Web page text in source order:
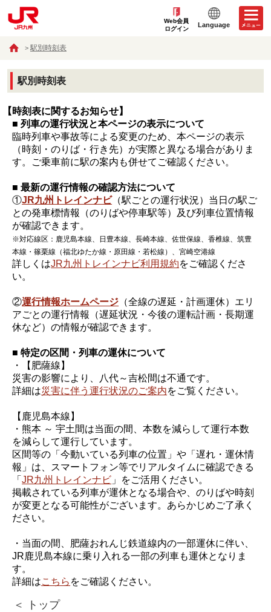
Web会員
ログイン
Language
駅別時刻表
駅別時刻表
【時刻表に関するお知らせ】
■ 列車の運行状況と本ページの表示について
臨時列車や事故等による変更のため、本ページの表示
（時刻・のりば・行き先）が実際と異なる場合がありま
す。ご乗車前に駅の案内も併せてご確認ください。
■ 最新の運行情報の確認方法について
①JR九州トレインナビ（駅ごとの運行状況）当日の駅ご
との発車標情報（のりばや停車駅等）及び列車位置情報
が確認できます。
※対応線区：鹿児島本線、日豊本線、長崎本線、佐世保線、香椎線、筑豊
本線・篠栗線（福北ゆたか線・原田線・若松線）、宮崎空港線
詳しくはJR九州トレインナビ利用規約をご確認くださ
い。
②運行情報ホームページ （全線の遅延・計画運休）エリ
アごとの運行情報（遅延状況・今後の運転計画・長期運
休など）の情報が確認できます。
■ 特定の区間・列車の運休について
・【肥薩線】
災害の影響により、八代～吉松間は不通です。
詳細は災害に伴う運行状況のご案内をご覧ください。
【鹿児島本線】
・熊本 ～ 宇土間は当面の間、本数を減らして運行本数
を減らして運行しています。
区間等の「今動いている列車の位置」や「遅れ・運休情
報」は、スマートフォン等でリアルタイムに確認できる
「JR九州トレインナビ 」をご活用ください。
掲載されている列車が運休となる場合や、のりばや時刻
が変更となる可能性がございます。あらかじめご了承く
ださい。
・当面の間、肥薩おれんじ鉄道線内の一部運休に伴い、
JR鹿児島本線に乗り入れる一部の列車も運休となりま
す。
詳細はこちら をご確認ください。
＜ トップ